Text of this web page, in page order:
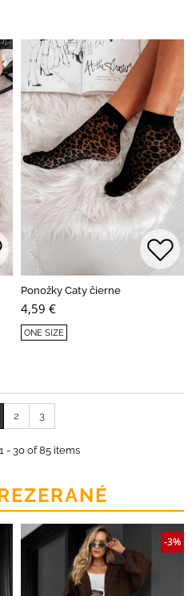
Ponožky Caty čierne
4,59 €
ONE SIZE
2 3
- 30 of 85 items
-3%